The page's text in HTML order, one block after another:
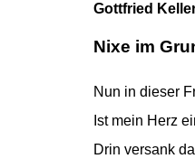
Gottfried
Nixe im
Nun in dieser
Ist mein Herz
Drin versank